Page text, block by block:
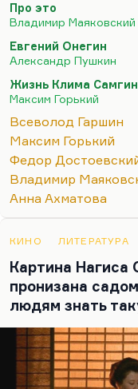
соскочить с
Горький бросал
поэтому, конечно,
надо сказать,
изобразив
правым при
содержании.
Наверное, из
написана
Ахматовой — во
Про это
Владимир Маяковский
Евгений Онегин
Александр Пушкин
Жизнь Клима
Максим Горький
Всеволод Гаршин
Максим Горький
Федор
Владимир
Анна Ахматова
КИНО ЛИТЕРАТУРА
Картина Нагиса
пронизана
людям знать